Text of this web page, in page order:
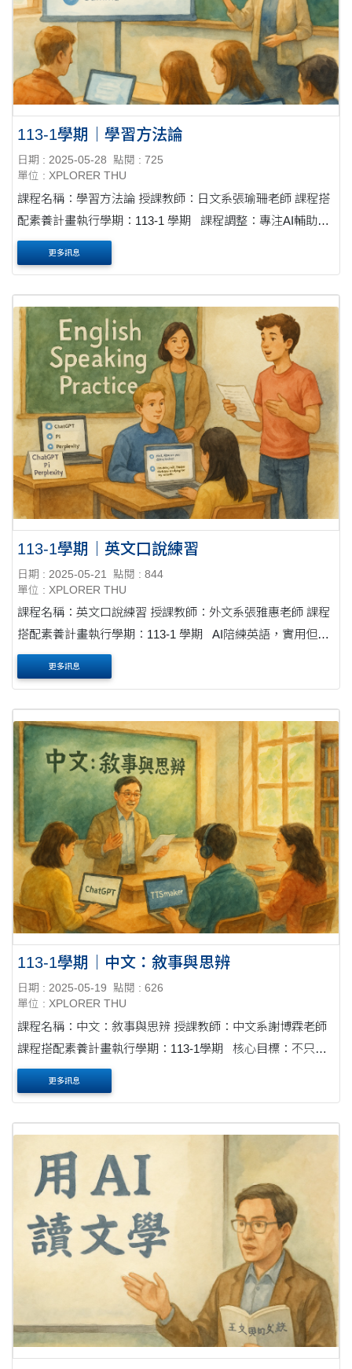
113-1學期｜學習方法論
日期 : 2025-05-28
點閱 : 725
單位 : XPLORER THU
課程名稱：學習方法論 授課教師：日文系張瑜珊老師 課程搭
配素養計畫執行學期：113-1 學期 課程調整：專注AI輔助專
題，讓工具成為創作夥伴 過往的課程結構分為兩部分：前半
段專注於利用AI工....
更多訊息
113-1學期｜英文口說練習
日期 : 2025-05-21
點閱 : 844
單位 : XPLORER THU
課程名稱：英文口說練習 授課教師：外文系張雅惠老師 課程
搭配素養計畫執行學期：113-1 學期 AI陪練英語，實用但仍
有侷限 在「英文口語訓練一」課程中，學生被鼓勵使用
ChatGPT 與 Pi 練習英....
更多訊息
113-1學期｜中文：敘事與思辨
日期 : 2025-05-19
點閱 : 626
單位 : XPLORER THU
課程名稱：中文：敘事與思辨 授課教師：中文系謝博霖老師
課程搭配素養計畫執行學期：113-1學期 核心目標：不只是
生成，更要創作 這門課的核心目標是教學生不僅能使用AI，
更能夠透過AI進....
更多訊息